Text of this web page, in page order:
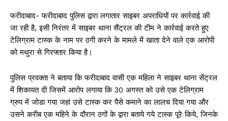
फरीदाबाद- फरीदाबाद पुलिस द्वारा लगातार साइबर अपराधियों पर कार्रवाई की
जा रही है, इसी निरंतर में साइबर थाना सैंट्रल की टीम ने कार्रवाई करते हुए
टेलिग्राम टास्क के नाम पर ठगी करने के मामले में खाता देने वाले एक आरोपी
को मथुरा से गिरफ्तार किया है।
पुलिस प्रवक्ता ने बताया कि फरीदाबाद वासी एक महिला ने साइबर थाना सेंट्रल
में शिकायत दी जिसमें आरोप लगाया कि 30 अगस्त को उसे एक टेलिग्राम
ग्रुप में जोडा गया जहां उसे टास्क कर पैसे कमाने का लालच दिया गया और
उसने करीब एक महिने के दौरान ठगों के द्वारा बताये गये टास्क पूरे किये, जिनके